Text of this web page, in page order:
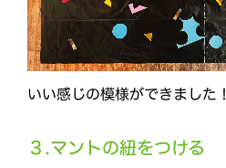
いい感じの模様ができました！
３.マントの紐をつける